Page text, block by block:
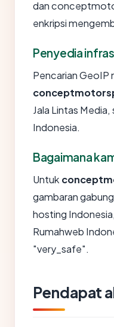
dan
enkripsi
Penyedia
Pencarian GeoIP
Jala Lintas
Indonesia.
Bagaimana
Untuk
gambaran
hosting
Rumahweb
"very_safe".
Pendapat